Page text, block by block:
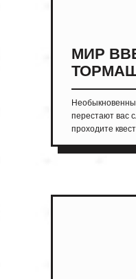
перестают вас
проходите
МИР